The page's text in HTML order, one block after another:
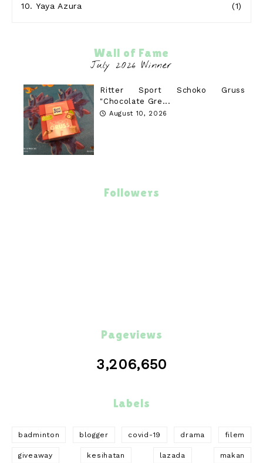
10. Yaya Azura (1)
Wall of Fame
Ritter Sport Schoko Gruss
"Chocolate Gre...
August 10, 2026
Followers
Pageviews
3,206,650
Labels
badminton blogger covid-19 drama filem
giveaway kesihatan lazada makan